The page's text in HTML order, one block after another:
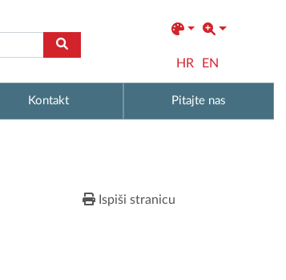
HR EN
Kontakt Pitajte nas
Ispiši stranicu